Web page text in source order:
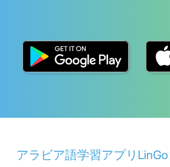
アラビア語学習アプリLinGo